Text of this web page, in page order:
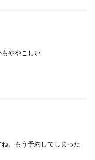
ややこしい
。もう予約してしまった